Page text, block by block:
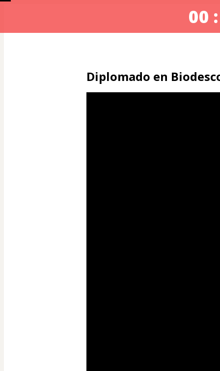
00
Diplomado en